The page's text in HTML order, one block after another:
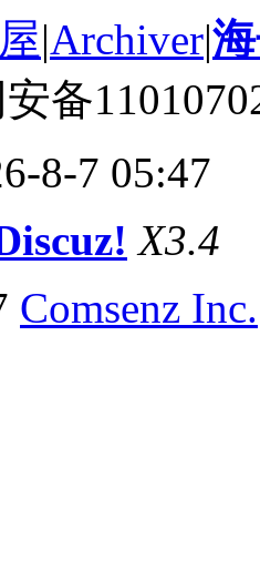
|Archiver|
备
8-7 05:47
X3.4
Comsenz Inc.